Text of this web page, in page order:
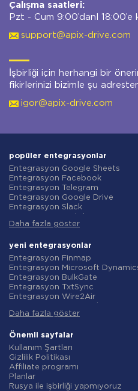
Çalışma saatleri:
Pzt - Cum 9:00’danl 18:00’e
support@apix-drive.com
İşbirliği için herhangi bir
fikirlerinizi bizimle şu adresten
igor@apix-drive.com
popüler entegrasyonlar
Entegrasyon Google Sheets
Entegrasyon Facebook
Entegrasyon Telegram
Entegrasyon Google Drive
Entegrasyon Slack
Entegrasyon Gmail
Entegrasyon ClickUp
Entegrasyon Airtable
Entegrasyon Google Contacts
Entegrasyon OpenAI (ChatGPT)
Entegrasyon Instagram
Entegrasyon ActiveCampaign
Entegrasyon Typeform
Entegrasyon Salesforce CRM
Entegrasyon Notion
Entegrasyon AWeber
Entegrasyon Asana
Entegrasyon ZOHO CRM
Entegrasyon Webhooks
Daha fazla göster
yeni entegrasyonlar
Entegrasyon Finmap
Entegrasyon Microsoft
Entegrasyon BulkGate
Entegrasyon TxtSync
Entegrasyon Wire2Air
Entegrasyon Infobip
Entegrasyon AtomPark
Entegrasyon TXTImpact
Entegrasyon Campaign Monitor
Entegrasyon CM.com
Entegrasyon D7 Networks
Entegrasyon SMS.to
Daha fazla göster
Önemli sayfalar
Kullanım Şartları
Gizlilik Politikası
Affiliate programı
Planlar
Rusya ile işbirliği yapmıyoruz